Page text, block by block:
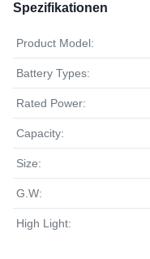
Spezifikationen
Product Model:
Battery Types:
Rated Power:
Capacity:
Size:
G.W:
High Light: